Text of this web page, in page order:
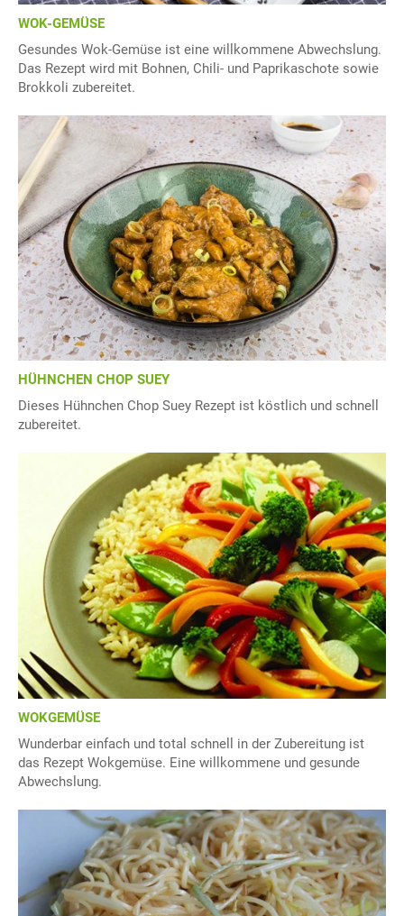
WOK-GEMÜSE
Gesundes Wok-Gemüse ist eine willkommene Abwechslung.
Das Rezept wird mit Bohnen, Chili- und Paprikaschote sowie
Brokkoli zubereitet.
HÜHNCHEN CHOP SUEY
Dieses Hühnchen Chop Suey Rezept ist köstlich und schnell
zubereitet.
WOKGEMÜSE
Wunderbar einfach und total schnell in der Zubereitung ist
das Rezept Wokgemüse. Eine willkommene und gesunde
Abwechslung.